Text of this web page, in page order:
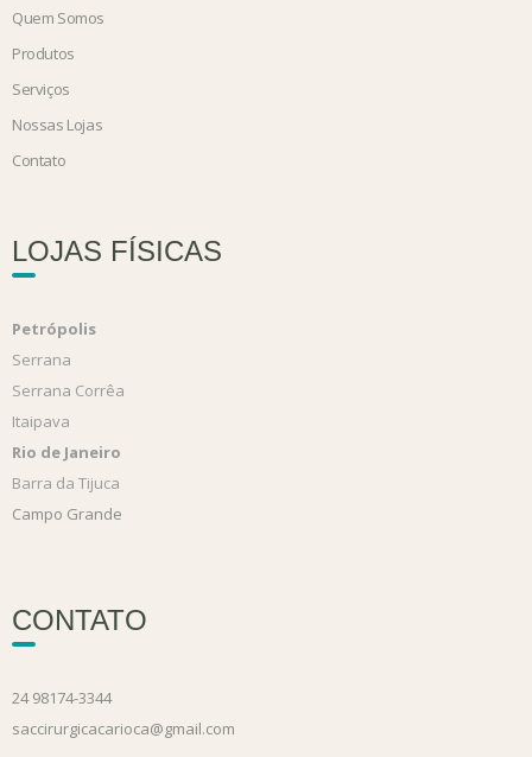
Quem Somos
Produtos
Serviços
Nossas Lojas
Contato
LOJAS FÍSICAS
Petrópolis
Serrana
Serrana Corrêa
Itaipava
Rio de Janeiro
Barra da Tijuca
Campo Grande
CONTATO
24 98174-3344
saccirurgicacarioca@gmail.com